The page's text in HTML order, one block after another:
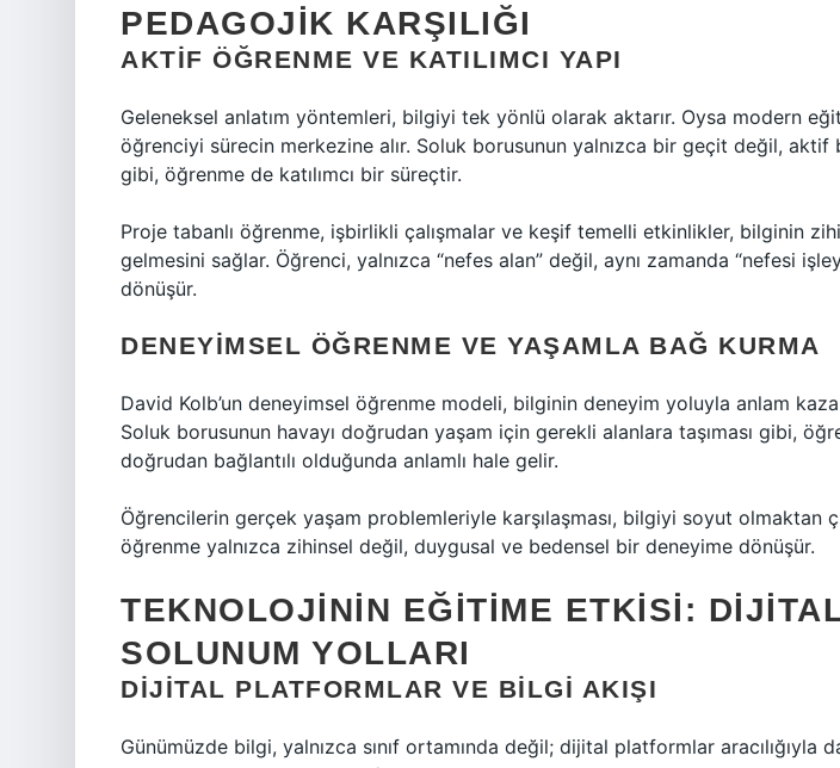
PEDAGOJIK KARŞILIĞI
AKTIF ÖĞRENME VE KATILIMCI YAPI
Geleneksel anlatım yöntemleri, bilgiyi tek yönlü olarak aktarır. Oysa modern
öğrenciyi sürecin merkezine alır. Soluk borusunun yalnızca bir geçit değil, aktif
gibi, öğrenme de katılımcı bir süreçtir.
Proje tabanlı öğrenme, işbirlikli çalışmalar ve keşif temelli etkinlikler, bilginin
gelmesini sağlar. Öğrenci, yalnızca “nefes alan” değil, aynı zamanda “nefesi
dönüşür.
DENEYIMSEL ÖĞRENME VE YAŞAMLA BAĞ KURMA
David Kolb’un deneyimsel öğrenme modeli, bilginin deneyim yoluyla anlam
Soluk borusunun havayı doğrudan yaşam için gerekli alanlara taşıması gibi,
doğrudan bağlantılı olduğunda anlamlı hale gelir.
Öğrencilerin gerçek yaşam problemleriyle karşılaşması, bilgiyi soyut olmaktan
öğrenme yalnızca zihinsel değil, duygusal ve bedensel bir deneyime dönüşür.
TEKNOLOJININ EĞITIME ETKISI:
SOLUNUM YOLLARI
DIJITAL PLATFORMLAR VE BILGI AKIŞI
Günümüzde bilgi, yalnızca sınıf ortamında değil; dijital platformlar aracılığıyla